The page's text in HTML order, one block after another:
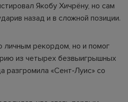
Якобу Хичрёну, но сам
назад и в сложной позиции.
личным рекордом, но и помог
из четырех безвыигрышных
разгромила «Сент‑Луис» со